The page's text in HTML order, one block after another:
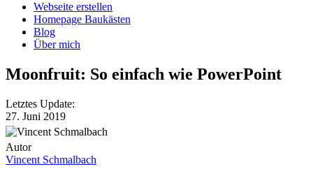
Webseite erstellen
Homepage Baukästen
Blog
Über mich
Moonfruit: So einfach wie PowerPoint
Letztes Update:
27. Juni 2019
Autor
Vincent Schmalbach